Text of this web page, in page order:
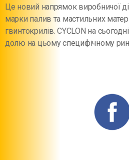
Це новий напрямок виробничої
марки палив та мастильних
гвинтокрилів. CYCLON на
долю на цьому специфічному